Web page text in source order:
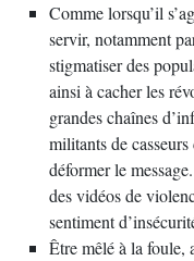
Comme lorsqu’il
servir, notamment
stigmatiser des
ainsi à cacher les
grandes chaînes
militants de
déformer le
des vidéos de
sentiment
Être mêlé à la foule,